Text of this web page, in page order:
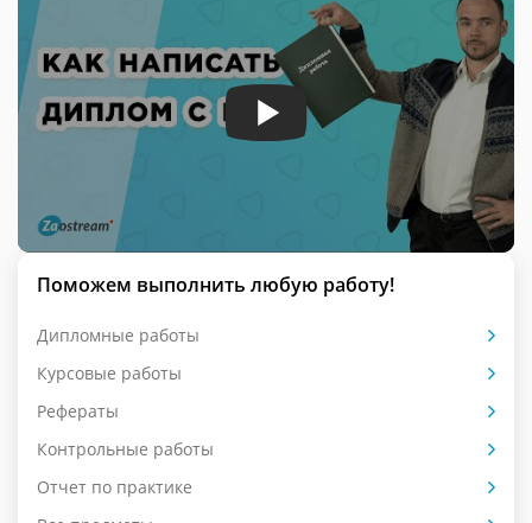
Поможем выполнить любую работу!
Дипломные работы
Курсовые работы
Рефераты
Контрольные работы
Отчет по практике